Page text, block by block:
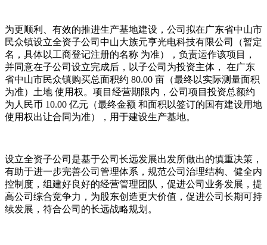
为更顺利、有效的推进生产基地建设，公司拟在广东省中山市
民众镇设立全资子公司中山大族元亨光电科技有限公司（暂定
名，具体以工商登记注册的名称 为准），负责运作该项目，
并同意在子公司设立完成后，以子公司为投资主体， 在广东
省中山市民众镇购买总面积约 80.00 亩（最终以实际测量面积
为准）土地 使用权。项目经营期限内，公司项目投资总额约
为人民币 10.00 亿元（最终金额 和面积以签订的国有建设用地
使用权出让合同为准），用于建设生产基地。
设立全资子公司是基于公司长远发展出发所做出的慎重决策，
有助于进一步完善公司管理体系，规范公司治理结构、健全内
控制度，组建好良好的经营管理团队，促进公司业务发展，提
高公司综合竞争力，为股东创造更大价值，促进公司长期可持
续发展，符合公司的长远战略规划。